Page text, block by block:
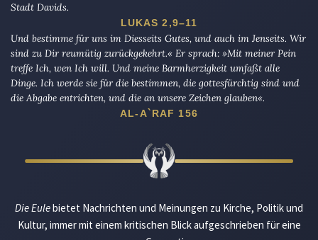
Stadt Davids.
LUKAS 2,9–11
Und bestimme für uns im Diesseits Gutes, und auch im Jenseits. Wir
sind zu Dir reumütig zurückgekehrt.« Er sprach: »Mit meiner Pein
treffe Ich, wen Ich will. Und meine Barmherzigkeit umfaßt alle
Dinge. Ich werde sie für die bestimmen, die gottesfürchtig sind und
die Abgabe entrichten, und die an unsere Zeichen glauben«.
AL-A`RAF 156
Die Eulebietet Nachrichten und Meinungen zu Kirche, Politik und
Kultur, immer mit einem kritischen Blick aufgeschrieben für eine